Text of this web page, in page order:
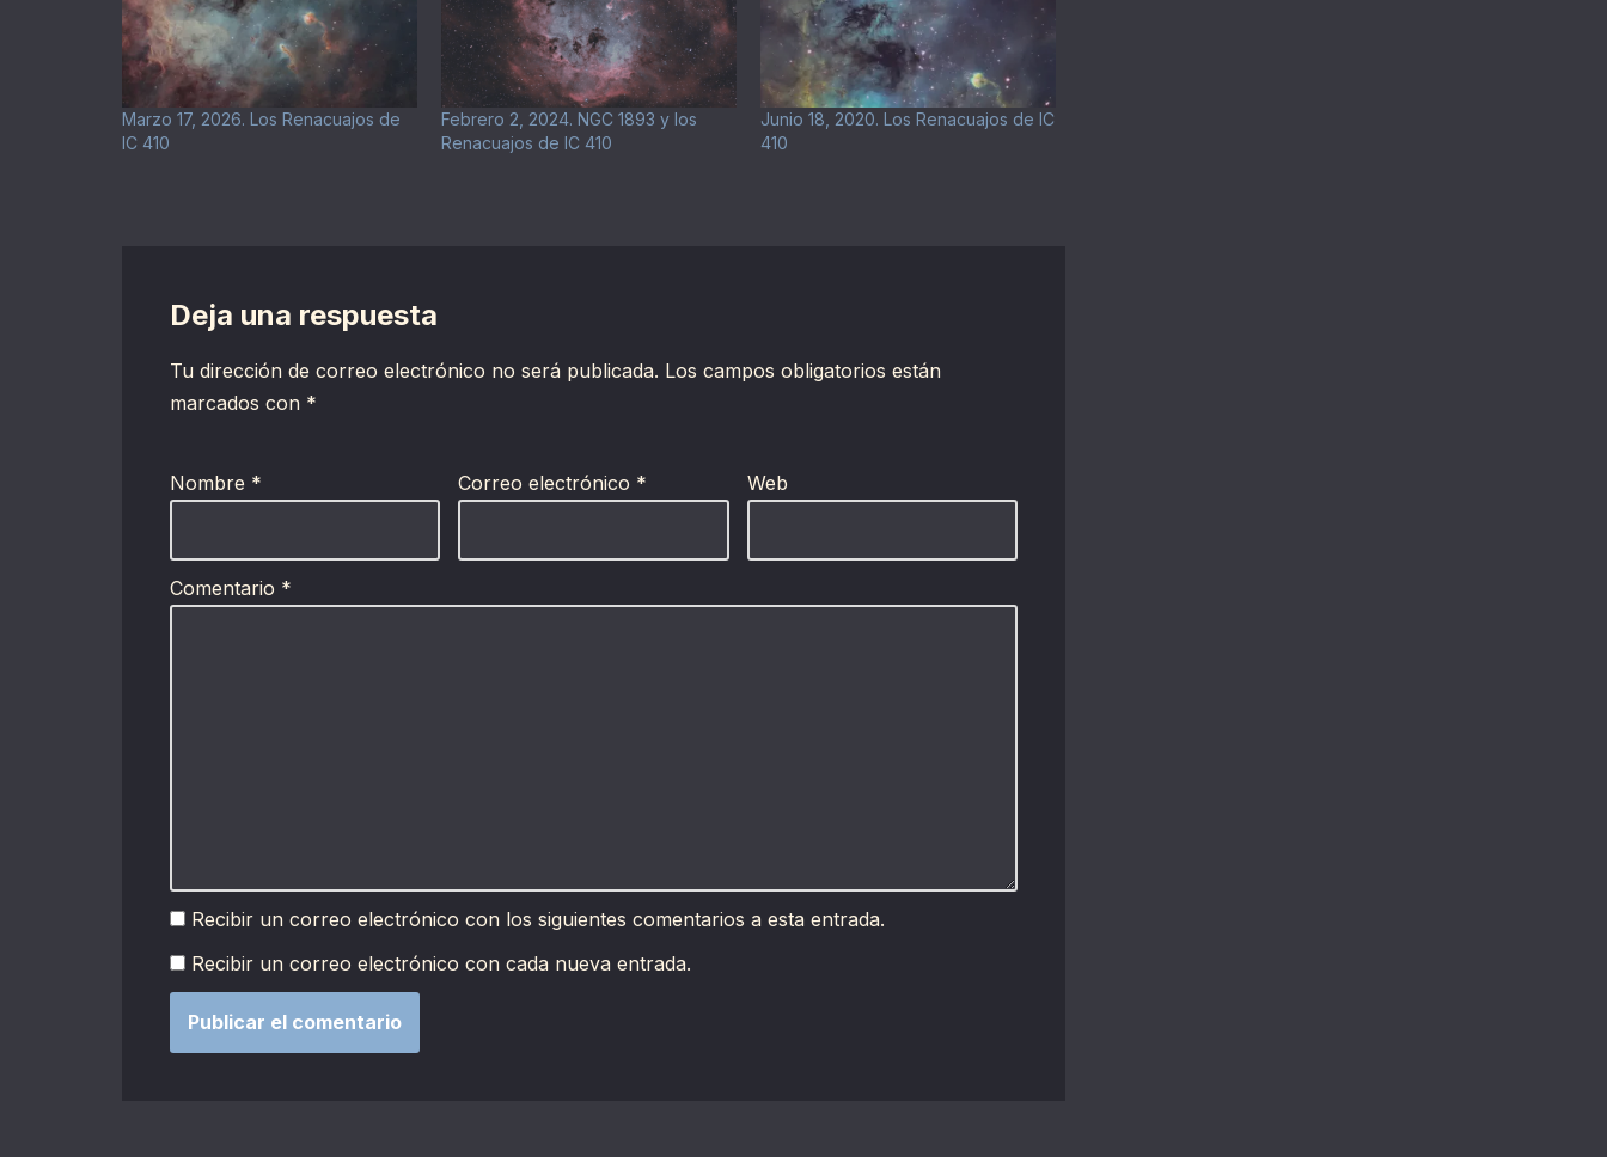
Marzo 17, 2026. Los Renacuajos de
IC 410
Febrero 2, 2024. NGC 1893 y los
Renacuajos de IC 410
Junio 18, 2020. Los Renacuajos de IC
410
Deja una respuesta
Tu dirección de correo electrónico no será publicada. Los campos obligatorios están
marcados con *
Nombre * Correo electrónico * Web
Comentario *
Recibir un correo electrónico con los siguientes comentarios a esta entrada.
Recibir un correo electrónico con cada nueva entrada.